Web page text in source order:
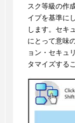
スク等級の作
イプを基準に
します。セキ
にとって意味
ョン・セキュ
タマイズする